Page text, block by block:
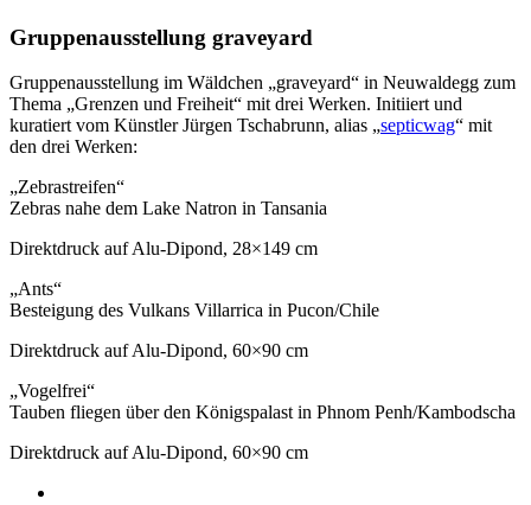
Gruppenausstellung graveyard
Gruppenausstellung im Wäldchen „graveyard“ in Neuwaldegg zum
Thema „Grenzen und Freiheit“ mit drei Werken. Initiiert und
kuratiert vom Künstler Jürgen Tschabrunn, alias „septicwag“ mit
den drei Werken:
„Zebrastreifen“
Zebras nahe dem Lake Natron in Tansania
Direktdruck auf Alu-Dipond, 28×149 cm
„Ants“
Besteigung des Vulkans Villarrica in Pucon/Chile
Direktdruck auf Alu-Dipond, 60×90 cm
„Vogelfrei“
Tauben fliegen über den Königspalast in Phnom Penh/Kambodscha
Direktdruck auf Alu-Dipond, 60×90 cm